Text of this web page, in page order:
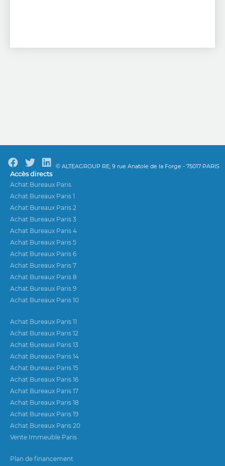
© ALTEAGROUP RE, 9 rue Anatole de la Forge - 75017 PARIS
Accès directs
Achat Bureaux Paris
Achat Bureaux Paris 1
Achat Bureaux Paris 2
Achat Bureaux Paris 3
Achat Bureaux Paris 4
Achat Bureaux Paris 5
Achat Bureaux Paris 6
Achat Bureaux Paris 7
Achat Bureaux Paris 8
Achat Bureaux Paris 9
Achat Bureaux Paris 10
Achat Bureaux Paris 11
Achat Bureaux Paris 12
Achat Bureaux Paris 13
Achat Bureaux Paris 14
Achat Bureaux Paris 15
Achat Bureaux Paris 16
Achat Bureaux Paris 17
Achat Bureaux Paris 18
Achat Bureaux Paris 19
Achat Bureaux Paris 20
Vente Immeuble Paris
Plan de financement